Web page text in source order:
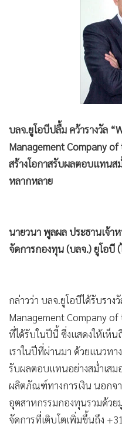
Good health & Well-
Green Innovation & SD
Management & HR
ท่องเที่ยว
กีฬา
ต่างประเทศ
• ชุมชน-คุณภาพชีวิต
• อาชญากรรม
• วิทยาศาสตร์
• SMEs
• หุ้น
• อินโดจีน
• กองทุนรวม
• Celeb Online
•
Factcheck
บลจ.ยูโอบีปลื้ม คว้ารางวัล
Management Company
สร้างโอกาสรับผลตอบแทน
หลากหลาย
นายวนา พูลผล ประธานเจ้
จัดการกองทุน (บลจ.) ยูโอบี
กล่าวว่า บลจ.ยูโอบีได้รับรา
Management Company
ที่ได้รับในปีนี้ ซึ่งแสดงให้เห็น
เราในปีที่ผ่านมา ด้วยแนวทา
รับผลตอบแทนอย่างสม่ำเสม
ผลิตภัณฑ์ทางการเงิน นอกจ
อุตสาหกรรมกองทุนรวมด้วย
จัดการที่เติบโตเพิ่มขึ้นถึง